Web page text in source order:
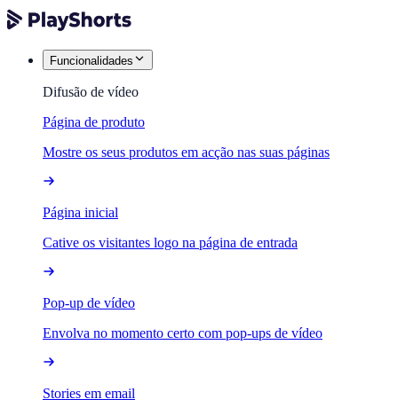
Funcionalidades
Difusão de vídeo
Página de produto
Mostre os seus produtos em acção nas suas páginas
Página inicial
Cative os visitantes logo na página de entrada
Pop-up de vídeo
Envolva no momento certo com pop-ups de vídeo
Stories em email